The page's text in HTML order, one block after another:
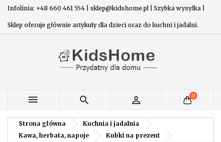
Infolinia: +48 660 461 554 | sklep@kidshome.pl | Szybka wysyłka |
Sklep oferuje głównie artykuły dla dzieci oraz do kuchni i jadalni.
   0
Strona główna
Kuchnia i jadalnia
Kawa, herbata, napoje
Kubki na prezent